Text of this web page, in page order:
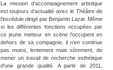
La mission d’accompagnement artistique
est toujours d’actualité avec le Théâtre de
l’incrédule dirigé par Benjamin Lazar. Même
si les différentes fonctions occupées par
ce jeune metteur en scène l’occupent en
dehors de sa compagnie, il n’en continue
pas moins, lentement mais sûrement, de
mener un travail de recherche esthétique
d’une grande qualité. A partir de 2011,